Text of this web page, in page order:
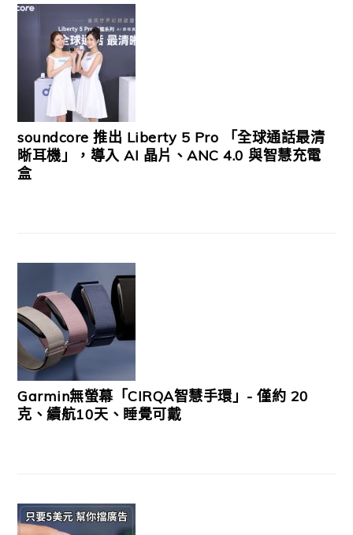
soundcore 推出 Liberty 5 Pro 「全球通話最清
晰耳機」，導入 AI 晶片、ANC 4.0 與智慧充電
盒
Garmin無螢幕「CIRQA智慧手環」- 僅約 20
克、續航10天、睡覺可戴